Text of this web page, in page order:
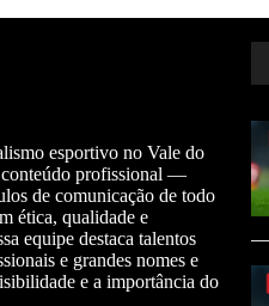
esportivo no Vale do
conteúdo profissional —
de comunicação de todo
ética, qualidade e
equipe destaca talentos
e grandes nomes e
e a importância do